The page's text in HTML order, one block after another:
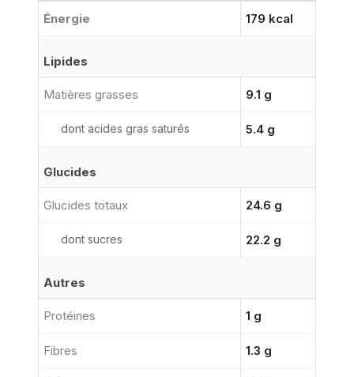
Énergie 179 kcal
Lipides
Matières grasses 9.1 g
dont acides gras saturés 5.4 g
Glucides
Glucides totaux 24.6 g
dont sucres 22.2 g
Autres
Protéines 1 g
Fibres 1.3 g